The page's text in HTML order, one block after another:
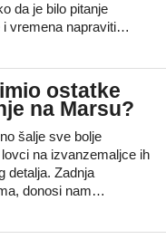
da je bilo pitanje
i vremena napraviti…
ostatke
na Marsu?
šalje sve bolje
na izvanzemaljce ih
detalja. Zadnja
donosi nam…